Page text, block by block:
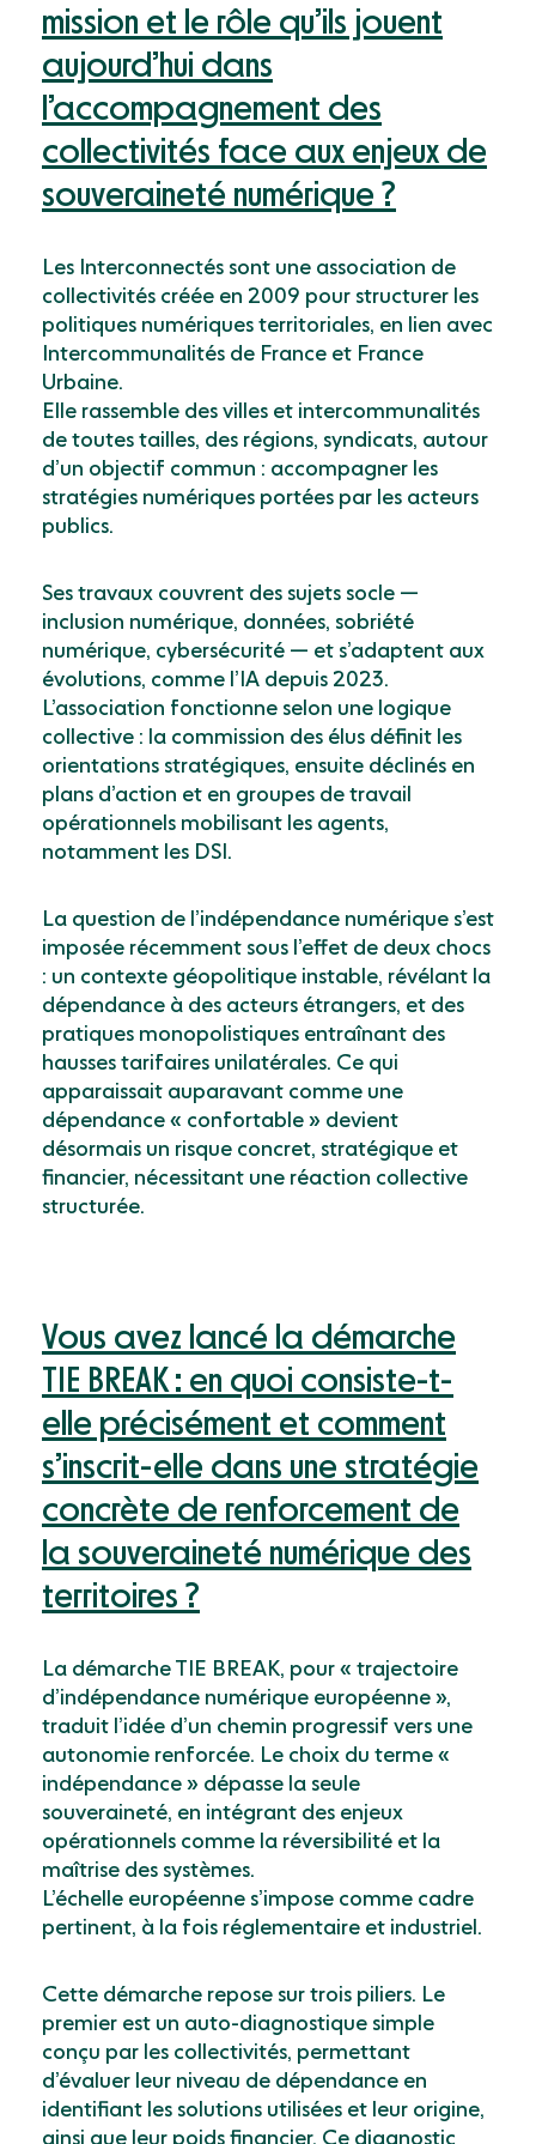
mission et le rôle qu’ils jouent
aujourd’hui dans
l’accompagnement des
collectivités face aux enjeux de
souveraineté numérique ?
Les Interconnectés sont une association de
collectivités créée en 2009 pour structurer les
politiques numériques territoriales, en lien avec
Intercommunalités de France et France
Urbaine.
Elle rassemble des villes et intercommunalités
de toutes tailles, des régions, syndicats, autour
d’un objectif commun : accompagner les
stratégies numériques portées par les acteurs
publics.
Ses travaux couvrent des sujets socle —
inclusion numérique, données, sobriété
numérique, cybersécurité — et s’adaptent aux
évolutions, comme l’IA depuis 2023.
L’association fonctionne selon une logique
collective : la commission des élus définit les
orientations stratégiques, ensuite déclinés en
plans d’action et en groupes de travail
opérationnels mobilisant les agents,
notamment les DSI.
La question de l’indépendance numérique s’est
imposée récemment sous l’effet de deux chocs
: un contexte géopolitique instable, révélant la
dépendance à des acteurs étrangers, et des
pratiques monopolistiques entraînant des
hausses tarifaires unilatérales. Ce qui
apparaissait auparavant comme une
dépendance « confortable » devient
désormais un risque concret, stratégique et
financier, nécessitant une réaction collective
structurée.
Vous avez lancé la démarche
TIE BREAK : en quoi consiste-t-
elle précisément et comment
s’inscrit-elle dans une stratégie
concrète de renforcement de
la souveraineté numérique des
territoires ?
La démarche TIE BREAK, pour « trajectoire
d’indépendance numérique européenne »,
traduit l’idée d’un chemin progressif vers une
autonomie renforcée. Le choix du terme «
indépendance » dépasse la seule
souveraineté, en intégrant des enjeux
opérationnels comme la réversibilité et la
maîtrise des systèmes.
L’échelle européenne s’impose comme cadre
pertinent, à la fois réglementaire et industriel.
Cette démarche repose sur trois piliers. Le
premier est un auto-diagnostique simple
conçu par les collectivités, permettant
d’évaluer leur niveau de dépendance en
identifiant les solutions utilisées et leur origine,
ainsi que leur poids financier. Ce diagnostic